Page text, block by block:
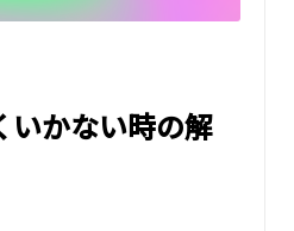
いかない時の解